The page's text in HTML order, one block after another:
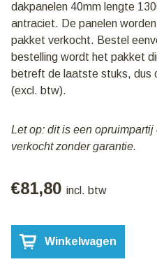
dakpanelen 40mm lengte
antraciet. De panelen
pakket verkocht. Bestel
bestelling wordt het pakket
betreft de laatste stuks, dus
(excl. btw).
Let op: dit is een
verkocht zonder garantie.
€81,80 incl. btw
Pakket
110:
Sandwich
Winkelwagen